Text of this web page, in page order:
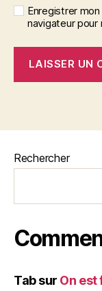
Enregistrer
navigateur pour
Rechercher
Tabsur On est